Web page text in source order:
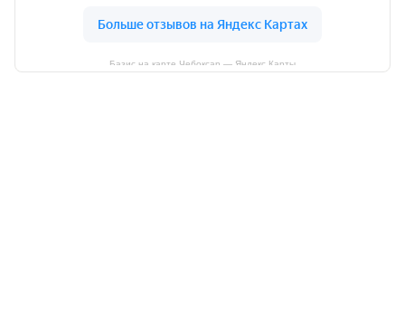
Базис на карте Чебоксар — Яндекс Карты